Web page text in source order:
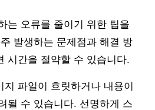
는 오류를 줄이기 위한 팁을
발생하는 문제점과 해결 방
시간을 절약할 수 있습니다.
지 파일이 흐릿하거나 내용이
될 수 있습니다. 선명하게 스